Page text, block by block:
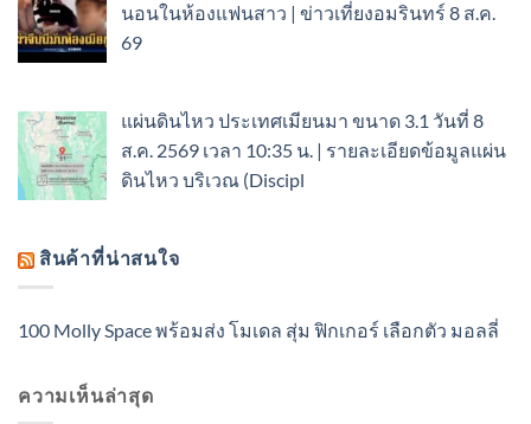
นอนในห้องแฟนสาว | ข่าวเที่ยงอมรินทร์ 8 ส.ค.
69
แผ่นดินไหว ประเทศเมียนมา ขนาด 3.1 วันที่ 8
ส.ค. 2569 เวลา 10:35 น. | รายละเอียดข้อมูลแผ่น
ดินไหว บริเวณ (Discipl
สินค้าที่น่าสนใจ
100 Molly Space พร้อมส่ง โมเดล สุ่ม ฟิกเกอร์ เลือกตัว มอลลี่
ความเห็นล่าสุด